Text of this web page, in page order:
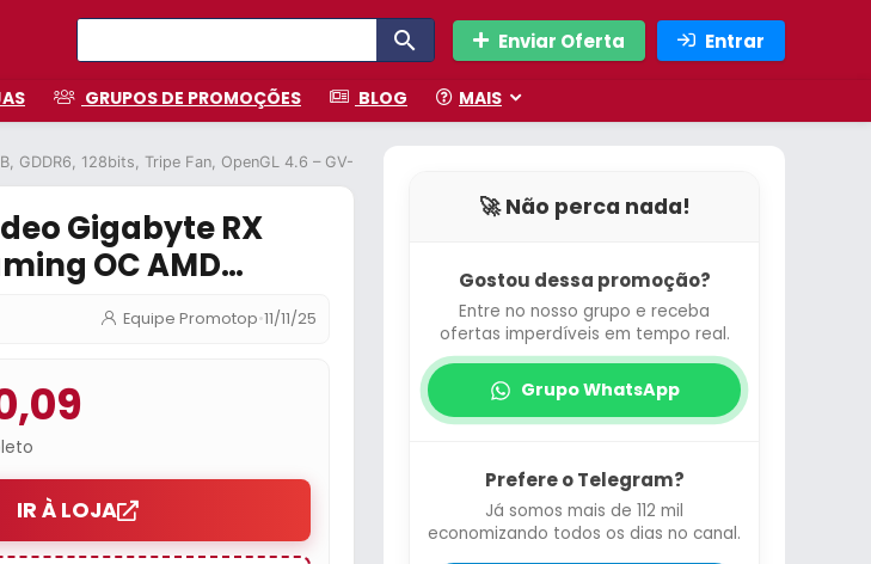
Enviar Oferta Entrar
GRUPOS DE PROMOÇÕES BLOG MAIS
GDDR6, 128bits, Tripe Fan, OpenGL 4.6 – GV-R9060XTGAMING OC-8GD
Gigabyte RX
OC AMD
GDDR6, 128bits,
4.6 – GV-
OC-8GD
Equipe Promotop•11/11/25
IR À LOJA
🚀 Não perca nada!
Gostou dessa promoção?
Entre no nosso grupo e receba
ofertas imperdíveis em tempo real.
Grupo WhatsApp
Prefere o Telegram?
Já somos mais de 112 mil
economizando todos os dias no canal.